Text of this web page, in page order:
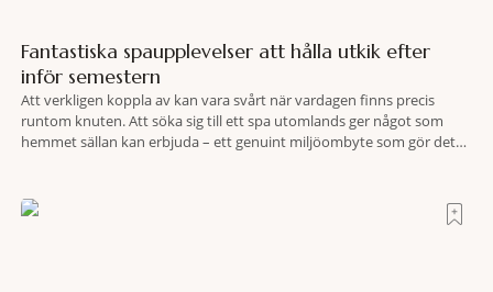
Fantastiska spaupplevelser att hålla utkik efter
inför semestern
Att verkligen koppla av kan vara svårt när vardagen finns precis
runtom knuten. Att söka sig till ett spa utomlands ger något som
hemmet sällan kan erbjuda – ett genuint miljöombyte som gör det